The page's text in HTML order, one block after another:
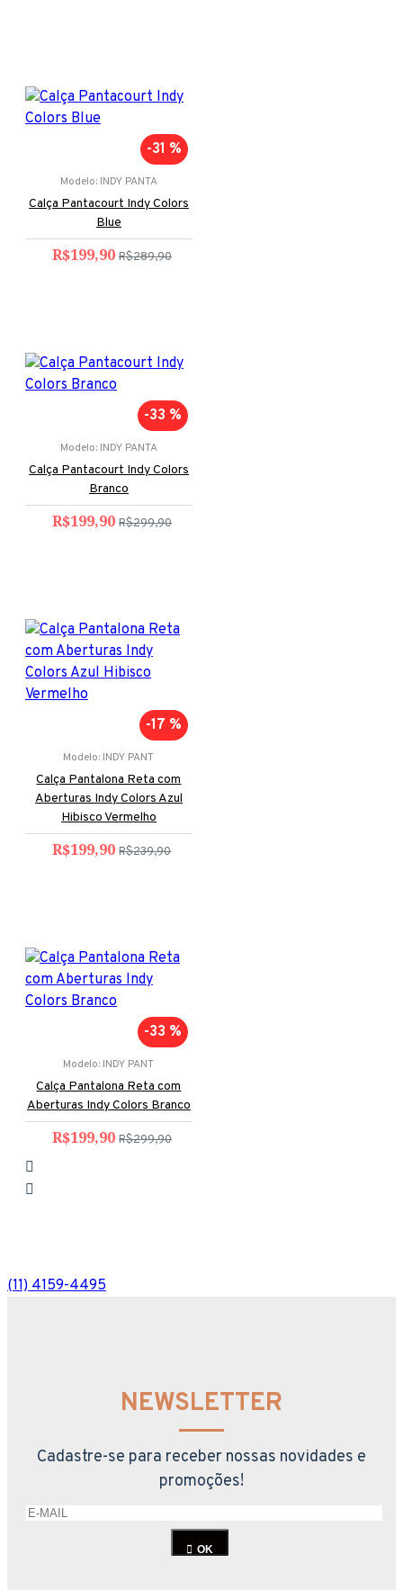
-31 %
Modelo: INDY PANTA
Calça Pantacourt Indy Colors
Blue
R$199,90 R$289,90
-33 %
Modelo: INDY PANTA
Calça Pantacourt Indy Colors
Branco
R$199,90 R$299,90
-17 %
Modelo: INDY PANT
Calça Pantalona Reta com
Aberturas Indy Colors Azul
Hibisco Vermelho
R$199,90 R$239,90
-33 %
Modelo: INDY PANT
Calça Pantalona Reta com
Aberturas Indy Colors Branco
R$199,90 R$299,90
(11) 4159-4495
NEWSLETTER
Cadastre-se para receber nossas novidades e
promoções!
OK